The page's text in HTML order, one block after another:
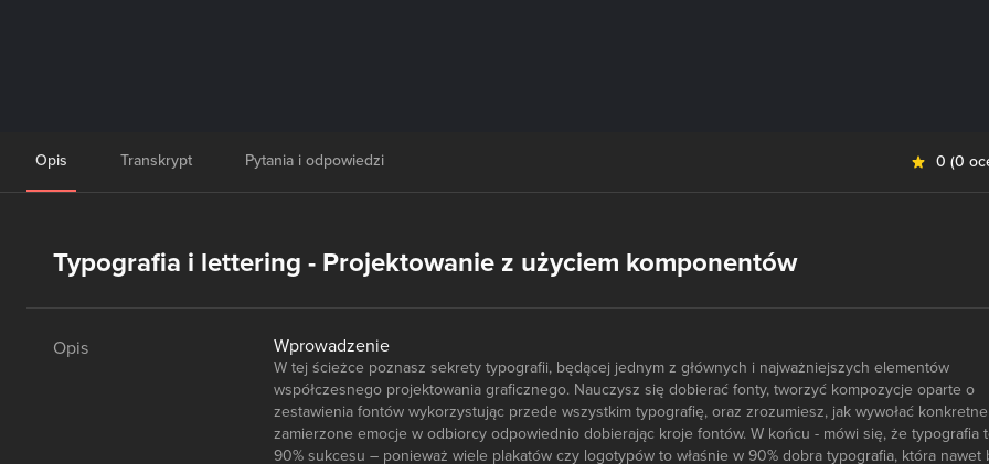
Opis Transkrypt Pytania i odpowiedzi 0 (0
Typografia i lettering - Projektowanie z użyciem komponentów
Opis Wprowadzenie
W tej ścieżce poznasz sekrety typografii, będącej jednym z głównych i najważniejszych elementów
współczesnego projektowania graficznego. Nauczysz się dobierać fonty, tworzyć kompozycje oparte o
zestawienia fontów wykorzystując przede wszystkim typografię, oraz zrozumiesz, jak wywołać konkretne
zamierzone emocje w odbiorcy odpowiednio dobierając kroje fontów. W końcu - mówi się, że typografia
90% sukcesu – ponieważ wiele plakatów czy logotypów to właśnie w 90% dobra typografia, która nawet